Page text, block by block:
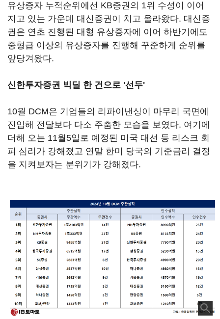
유상증자 누적순위에선 KB증권의 1위 수성이 이어
지고 있는 가운데 대신증권이 치고 올라왔다. 대신증
권은 연초 진행된 대형 유상증자에 이어 하반기에도
중형급 이상의 유상증자를 진행해 꾸준하게 순위를
앞당겨왔다.
신한투자증권 빅딜 한 건으로 '선두'
10월 DCM은 기업들의 리파이낸싱이 마무리 국면에
진입해 전달보다 다소 주춤한 모습을 보였다. 여기에
더해 오는 11월5일로 예정된 미국 대선 등 리스크 회
피 심리가 강해졌고 연말 한미 당국의 기준금리 결정
을 지켜보자는 분위기가 강해졌다.